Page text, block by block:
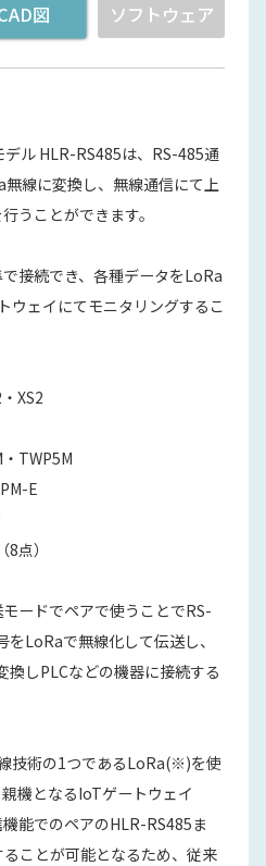
図 ソフトウェア
ル HLR-RS485は、RS-485通
線に変換し、無線通信にて上
うことができます。
接続でき、各種データをLoRa
ウェイにてモニタリングするこ
XS2
TWP5M
E
点）
ードでペアで使うことでRS-
LoRaで無線化して伝送し、
しPLCなどの機器に接続する
技術の1つであるLoRa(※)を使
機となるIoTゲートウェイ
能でのペアのHLR-RS485ま
ことが可能となるため、従来